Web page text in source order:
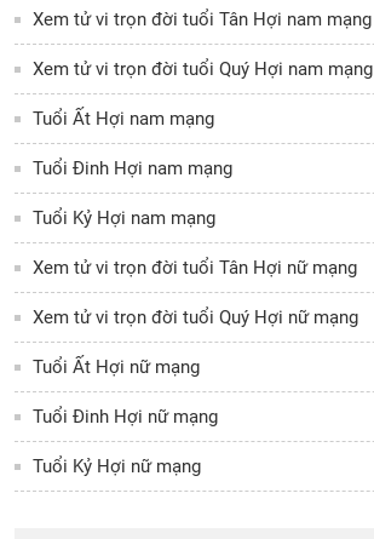
Xem tử vi trọn đời tuổi Tân Hợi nam mạng
Xem tử vi trọn đời tuổi Quý Hợi nam mạng
Tuổi Ất Hợi nam mạng
Tuổi Đinh Hợi nam mạng
Tuổi Kỷ Hợi nam mạng
Xem tử vi trọn đời tuổi Tân Hợi nữ mạng
Xem tử vi trọn đời tuổi Quý Hợi nữ mạng
Tuổi Ất Hợi nữ mạng
Tuổi Đinh Hợi nữ mạng
Tuổi Kỷ Hợi nữ mạng